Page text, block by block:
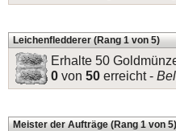
Leichenfledderer (Rang 1 von 5)
Erhalte 50
0 von 50 erreicht -
Meister der Aufträge (Rang 1 von 5)